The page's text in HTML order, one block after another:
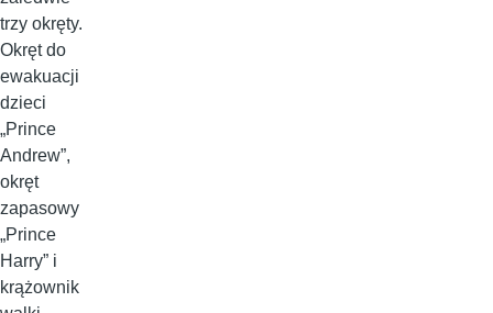
trzy okręty.
Okręt do
ewakuacji
dzieci
„Prince
Andrew”,
okręt
zapasowy
„Prince
Harry” i
krążownik